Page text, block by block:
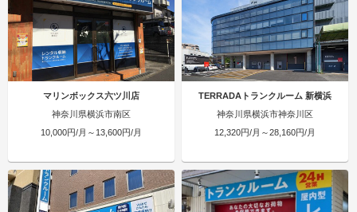
マリンボックス六ツ川店
神奈川県横浜市南区
10,000円/月～13,600円/月
TERRADAトランクルーム 新横浜
神奈川県横浜市神奈川区
12,320円/月～28,160円/月